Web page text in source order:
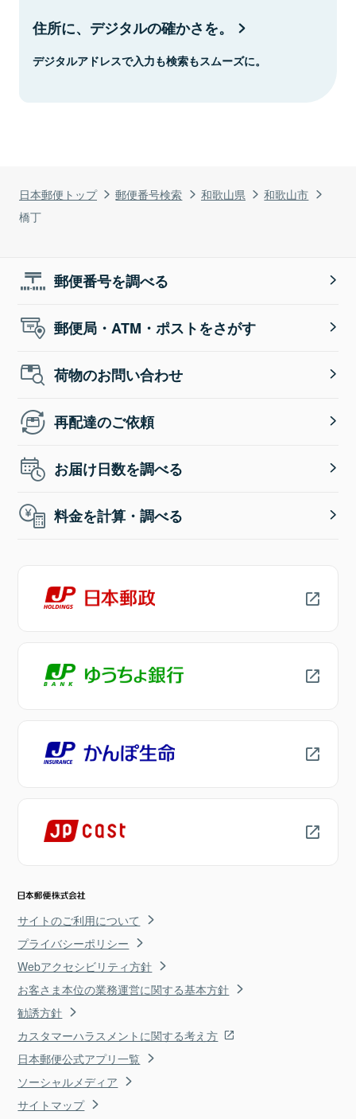
日本郵便トップ 郵便番号検索 和歌山県
和歌山市
橋丁
住所に、デジタルの確かさを。
デジタルアドレスで入力も検索もスムーズに。
郵便番号を調べる
郵便局・ATM・ポストをさがす
荷物のお問い合わせ
再配達のご依頼
お届け日数を調べる
料金を計算・調べる
サイトのご利用について
プライバシーポリシー
Webアクセシビリティ方針
お客さま本位の業務運営に関する基本方針
勧誘方針
カスタマーハラスメントに関する考え方
日本郵便公式アプリ一覧
ソーシャルメディア
サイトマップ